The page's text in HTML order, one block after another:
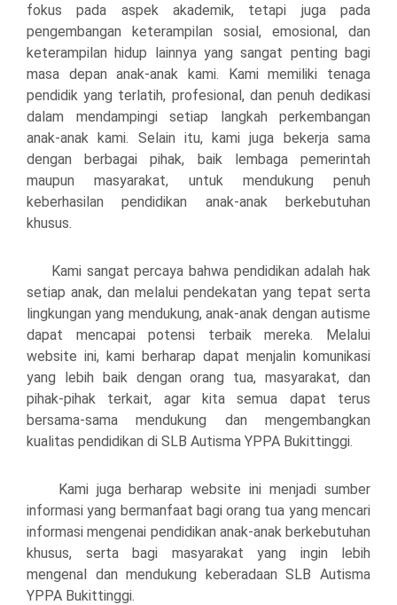
fokus pada aspek akademik, tetapi juga pada
pengembangan keterampilan sosial, emosional, dan
keterampilan hidup lainnya yang sangat penting bagi
masa depan anak-anak kami. Kami memiliki tenaga
pendidik yang terlatih, profesional, dan penuh dedikasi
dalam mendampingi setiap langkah perkembangan
anak-anak kami. Selain itu, kami juga bekerja sama
dengan berbagai pihak, baik lembaga pemerintah
maupun masyarakat, untuk mendukung penuh
keberhasilan pendidikan anak-anak berkebutuhan
khusus.
Kami sangat percaya bahwa pendidikan adalah hak
setiap anak, dan melalui pendekatan yang tepat serta
lingkungan yang mendukung, anak-anak dengan autisme
dapat mencapai potensi terbaik mereka. Melalui
website ini, kami berharap dapat menjalin komunikasi
yang lebih baik dengan orang tua, masyarakat, dan
pihak-pihak terkait, agar kita semua dapat terus
bersama-sama mendukung dan mengembangkan
kualitas pendidikan di SLB Autisma YPPA Bukittinggi.
Kami juga berharap website ini menjadi sumber
informasi yang bermanfaat bagi orang tua yang mencari
informasi mengenai pendidikan anak-anak berkebutuhan
khusus, serta bagi masyarakat yang ingin lebih
mengenal dan mendukung keberadaan SLB Autisma
YPPA Bukittinggi.